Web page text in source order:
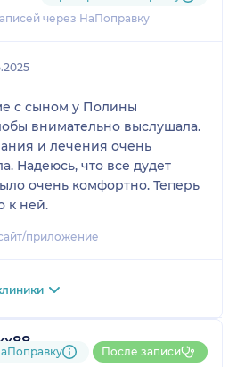
через НаПоправку
с сыном у Полины
внимательно выслушала.
и лечения очень
Надеюсь, что все дудет
очень комфортно. Теперь
к ней.
приложение
После записи